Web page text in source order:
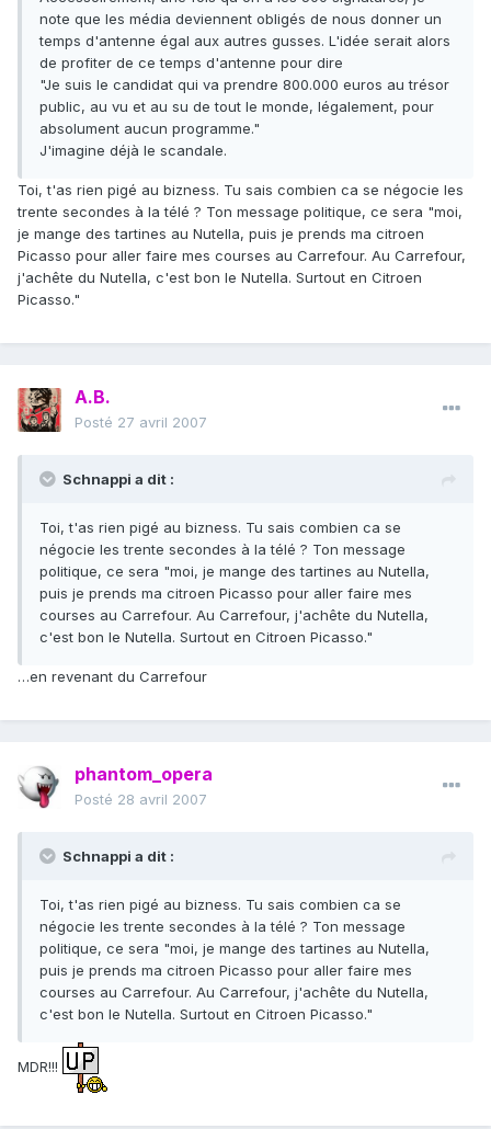
note que les média deviennent obligés de nous donner un
temps d'antenne égal aux autres gusses. L'idée serait alors
de profiter de ce temps d'antenne pour dire
"Je suis le candidat qui va prendre 800.000 euros au trésor
public, au vu et au su de tout le monde, légalement, pour
absolument aucun programme."
J'imagine déjà le scandale.
Toi, t'as rien pigé au bizness. Tu sais combien ca se négocie les
trente secondes à la télé ? Ton message politique, ce sera "moi,
je mange des tartines au Nutella, puis je prends ma citroen
Picasso pour aller faire mes courses au Carrefour. Au Carrefour,
j'achête du Nutella, c'est bon le Nutella. Surtout en Citroen
Picasso."
A.B.
Posté 27 avril 2007
Schnappi a dit :
Toi, t'as rien pigé au bizness. Tu sais combien ca se
négocie les trente secondes à la télé ? Ton message
politique, ce sera "moi, je mange des tartines au Nutella,
puis je prends ma citroen Picasso pour aller faire mes
courses au Carrefour. Au Carrefour, j'achête du Nutella,
c'est bon le Nutella. Surtout en Citroen Picasso."
…en revenant du Carrefour
phantom_opera
Posté 28 avril 2007
Schnappi a dit :
Toi, t'as rien pigé au bizness. Tu sais combien ca se
négocie les trente secondes à la télé ? Ton message
politique, ce sera "moi, je mange des tartines au Nutella,
puis je prends ma citroen Picasso pour aller faire mes
courses au Carrefour. Au Carrefour, j'achête du Nutella,
c'est bon le Nutella. Surtout en Citroen Picasso."
MDR!!!